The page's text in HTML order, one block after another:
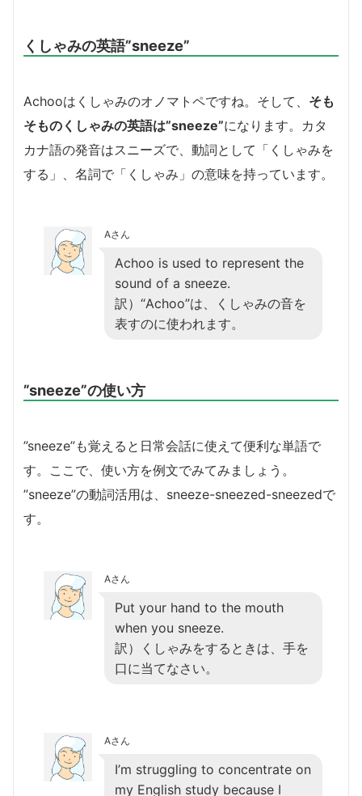
くしゃみの英語”sneeze”
Achooはくしゃみのオノマトペですね。そして、 そも
そものくしゃみの英語は”sneeze”になります。カタ
カナ語の発音はスニーズで、動詞として「くしゃみを
する」、名詞で「くしゃみ」の意味を持っています。
Aさん
Achoo is used to represent the
sound of a sneeze.
訳）“Achoo”は、くしゃみの音を
表すのに使われます。
”sneeze”の使い方
”sneeze”も覚えると日常会話に使えて便利な単語で
す。ここで、使い方を例文でみてみましょう。
”sneeze”の動詞活用は、sneeze-sneezed-sneezedで
す。
Aさん
Put your hand to the mouth
when you sneeze.
訳）くしゃみをするときは、手を
口に当てなさい。
Aさん
I’m struggling to concentrate on
my English study because I